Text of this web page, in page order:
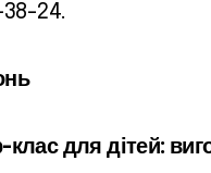
38-24.
для дітей: